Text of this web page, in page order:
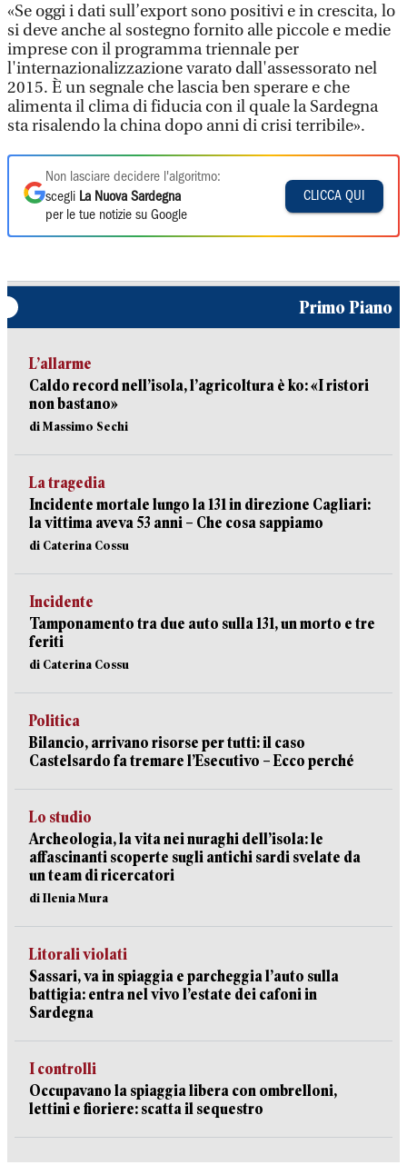
«Se oggi i dati sull’export sono positivi e in crescita, lo
si deve anche al sostegno fornito alle piccole e medie
imprese con il programma triennale per
l'internazionalizzazione varato dall'assessorato nel
2015. È un segnale che lascia ben sperare e che
alimenta il clima di fiducia con il quale la Sardegna
sta risalendo la china dopo anni di crisi terribile».
Non lasciare decidere l'algoritmo:
scegli La Nuova Sardegna
per le tue notizie su Google
CLICCA QUI
Primo Piano
L’allarme
Caldo record nell’isola, l’agricoltura è ko: «I ristori
non bastano»
di Massimo Sechi
La tragedia
Incidente mortale lungo la 131 in direzione Cagliari:
la vittima aveva 53 anni – Che cosa sappiamo
di Caterina Cossu
Incidente
Tamponamento tra due auto sulla 131, un morto e tre
feriti
di Caterina Cossu
Politica
Bilancio, arrivano risorse per tutti: il caso
Castelsardo fa tremare l’Esecutivo – Ecco perché
Lo studio
Archeologia, la vita nei nuraghi dell’isola: le
affascinanti scoperte sugli antichi sardi svelate da
un team di ricercatori
di Ilenia Mura
Litorali violati
Sassari, va in spiaggia e parcheggia l’auto sulla
battigia: entra nel vivo l’estate dei cafoni in
Sardegna
I controlli
Occupavano la spiaggia libera con ombrelloni,
lettini e fioriere: scatta il sequestro